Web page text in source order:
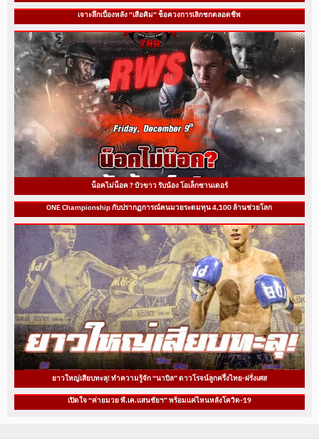
เจาะลึกเบื้องหลัง “เสือคิม” ช็อควงการเลิกชกตลอดชีพ
น็อคไม่น็อค ? บัวขาว รับน้อง โอเล็กซานเดอร์
ONE Championship กับปรากฏการณ์คนมวยระดมทุน 4,100 ล้านช่วยโลก
ยาวใหญ่เสียบทะลุ! ทำความรู้จัก “นาบิล” ดาวโรจน์ลูกครึ่งไทย-ฝรั่งเศส
เปิดใจ “ค่ายมวย พี.เค.แสนชัยฯ” พร้อมแค่ไหนหลังโควิด-19